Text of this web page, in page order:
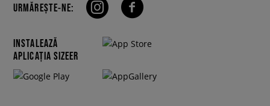
URMĂREȘTE-NE:
INSTALEAZĂ
APLICAȚIA SIZEER